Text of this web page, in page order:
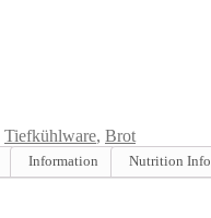
Tiefkühlware, Brot
Information Nutrition Info